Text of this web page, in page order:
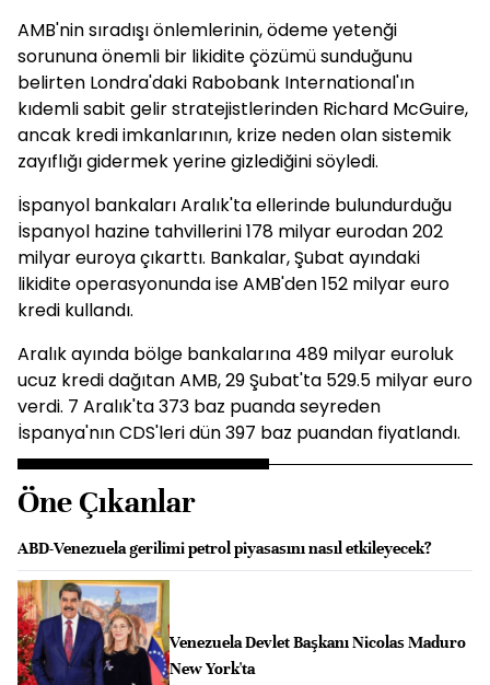
AMB'nin sıradışı önlemlerinin, ödeme yetenği
sorununa önemli bir likidite çözümü sunduğunu
belirten Londra'daki Rabobank International'ın
kıdemli sabit gelir stratejistlerinden Richard McGuire,
ancak kredi imkanlarının, krize neden olan sistemik
zayıflığı gidermek yerine gizlediğini söyledi.
İspanyol bankaları Aralık'ta ellerinde bulundurduğu
İspanyol hazine tahvillerini 178 milyar eurodan 202
milyar euroya çıkarttı. Bankalar, Şubat ayındaki
likidite operasyonunda ise AMB'den 152 milyar euro
kredi kullandı.
Aralık ayında bölge bankalarına 489 milyar euroluk
ucuz kredi dağıtan AMB, 29 Şubat'ta 529.5 milyar euro
verdi. 7 Aralık'ta 373 baz puanda seyreden
İspanya'nın CDS'leri dün 397 baz puandan fiyatlandı.
Öne Çıkanlar
ABD-Venezuela gerilimi petrol piyasasını nasıl etkileyecek?
Venezuela Devlet Başkanı Nicolas Maduro
New York'ta